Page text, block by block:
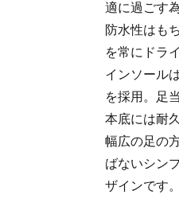
適に過ごす
防水性はも
を常にドラ
インソール
を採用。足
本底には耐
幅広の足の
ばないシン
ザインです。